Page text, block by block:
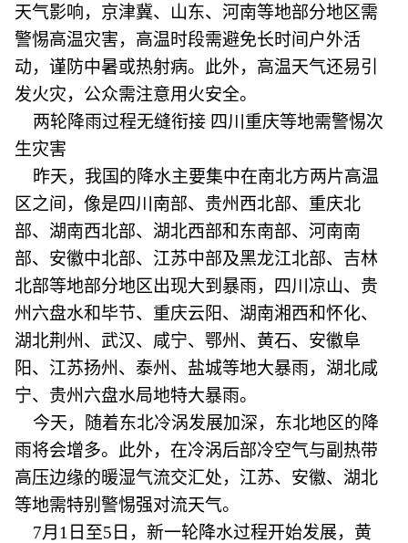
天气影响，京津冀、山东、河南等地部分地区需
警惕高温灾害，高温时段需避免长时间户外活
动，谨防中暑或热射病。此外，高温天气还易引
发火灾，公众需注意用火安全。
两轮降雨过程无缝衔接 四川重庆等地需警惕次
生灾害
昨天，我国的降水主要集中在南北方两片高温
区之间，像是四川南部、贵州西北部、重庆北
部、湖南西北部、湖北西部和东南部、河南南
部、安徽中北部、江苏中部及黑龙江北部、吉林
北部等地部分地区出现大到暴雨，四川凉山、贵
州六盘水和毕节、重庆云阳、湖南湘西和怀化、
湖北荆州、武汉、咸宁、鄂州、黄石、安徽阜
阳、江苏扬州、泰州、盐城等地大暴雨，湖北咸
宁、贵州六盘水局地特大暴雨。
今天，随着东北冷涡发展加深，东北地区的降
雨将会增多。此外，在冷涡后部冷空气与副热带
高压边缘的暖湿气流交汇处，江苏、安徽、湖北
等地需特别警惕强对流天气。
7月1日至5日，新一轮降水过程开始发展，黄